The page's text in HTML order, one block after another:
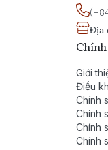
Địa
Giới
Điều
Chính
Chính
Chính
Chính